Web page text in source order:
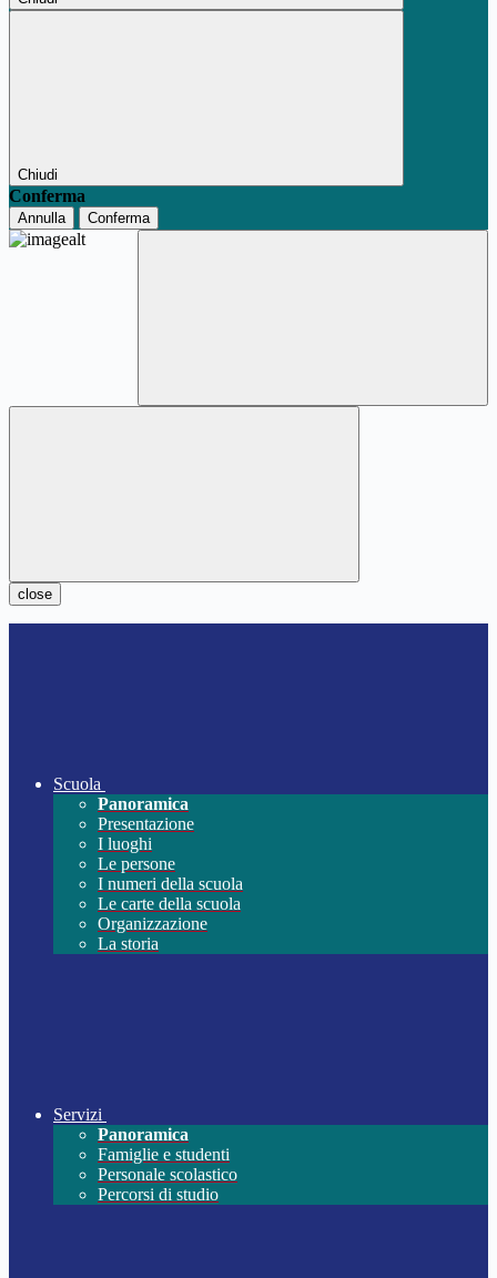
Chiudi
Conferma
Annulla Conferma
close
Scuola
Panoramica
Presentazione
I luoghi
Le persone
I numeri della scuola
Le carte della scuola
Organizzazione
La storia
Servizi
Panoramica
Famiglie e studenti
Personale scolastico
Percorsi di studio